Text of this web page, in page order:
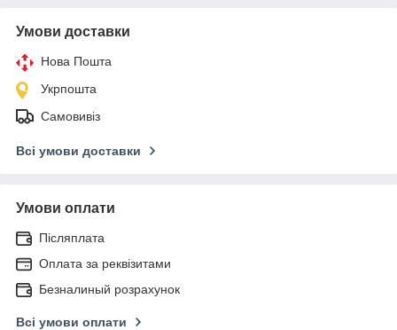
Умови доставки
Нова Пошта
Укрпошта
Самовивіз
Всі умови доставки
Умови оплати
Післяплата
Оплата за реквізитами
Безналиный розрахунок
Всі умови оплати